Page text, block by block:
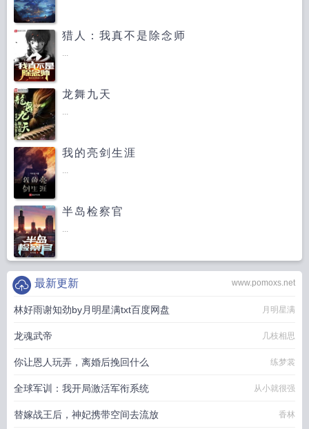
猎人：我真不是除念师
...
龙舞九天
...
我的亮剑生涯
...
半岛检察官
...
www.pomoxs.net
最新更新
林好雨谢知劲by月明星满txt百度网盘 月明星满
龙魂武帝 几枝相思
你让恩人玩弄，离婚后挽回什么 练梦裳
全球军训：我开局激活军衔系统 从小就很强
替嫁战王后，神妃携带空间去流放 香林